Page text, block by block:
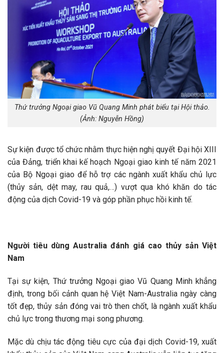
Thứ trưởng Ngoại giao Vũ Quang Minh phát biểu tại Hội thảo.
(Ảnh: Nguyễn Hồng)
Sự kiện được tổ chức nhằm thực hiện nghị quyết Đại hội XIII
của Đảng, triển khai kế hoạch Ngoại giao kinh tế năm 2021
của Bộ Ngoại giao để hỗ trợ các ngành xuất khẩu chủ lực
(thủy sản, dệt may, rau quả,…) vượt qua khó khăn do tác
động của dịch Covid-19 và góp phần phục hồi kinh tế.
Người tiêu dùng Australia đánh giá cao thủy sản Việt
Nam
Tại sự kiện, Thứ trưởng Ngoại giao Vũ Quang Minh khẳng
định, trong bối cảnh quan hệ Việt Nam-Australia ngày càng
tốt đẹp, thủy sản đóng vai trò then chốt, là ngành xuất khẩu
chủ lực trong thương mại song phương.
Mặc dù chịu tác động tiêu cực của đại dịch Covid-19, xuất